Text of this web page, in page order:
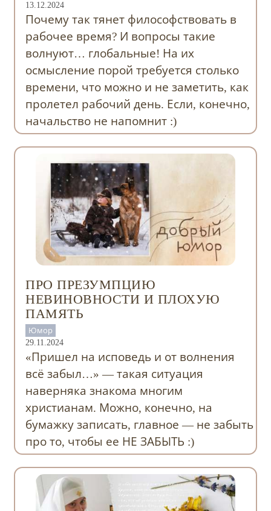
13.12.2024
Почему так тянет философствовать в
рабочее время? И вопросы такие
волнуют… глобальные! На их
осмысление порой требуется столько
времени, что можно и не заметить, как
пролетел рабочий день. Если, конечно,
начальство не напомнит :)
ПРО ПРЕЗУМПЦИЮ
НЕВИНОВНОСТИ И ПЛОХУЮ
ПАМЯТЬ
Юмор
29.11.2024
«Пришел на исповедь и от волнения
всё забыл…» — такая ситуация
наверняка знакома многим
христианам. Можно, конечно, на
бумажку записать, главное — не забыть
про то, чтобы ее НЕ ЗАБЫТЬ :)